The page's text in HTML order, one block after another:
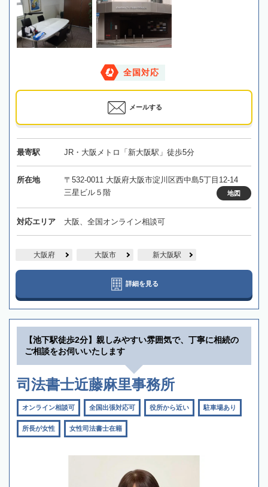
全国対応
メールする
最寄駅 JR・大阪メトロ「新大阪駅」徒歩5分
所在地
〒532-0011 大阪府大阪市淀川区西中島5丁目12-14
三星ビル５階
地図
対応エリア 大阪、全国オンライン相談可
大阪府 大阪市 新大阪駅
詳細を見る
【池下駅徒歩2分】親しみやすい雰囲気で、丁寧に相続の
ご相談をお伺いいたします
司法書士近藤麻里事務所
オンライン相談可 全国出張対応可 役所から近い 駐車場あり
所長が女性 女性司法書士在籍